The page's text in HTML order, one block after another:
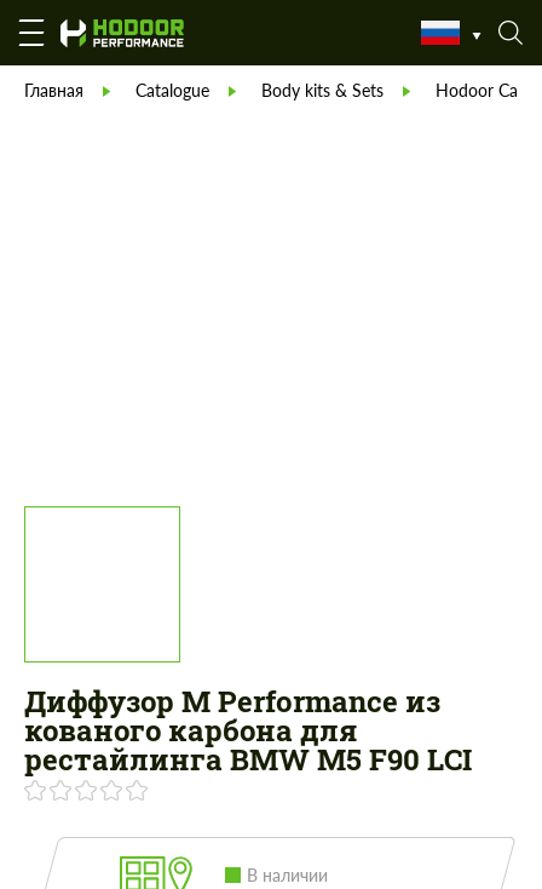
Главная Catalogue Body kits & Sets Hodoor
Диффузор M Performance из
кованого карбона для
рестайлинга BMW M5 F90 LCI
В наличии